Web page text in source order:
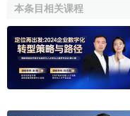
作為資產管理大師，
中，將90%的資產配置
金上，小部分資產配置
風險期權產品上，前者
911、2008年的危機中
有人認為，一部分保
本条目相关课程